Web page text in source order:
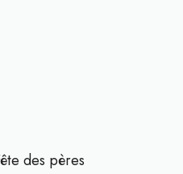
des pères